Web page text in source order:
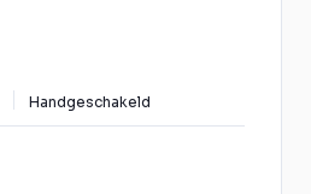
Handgeschakeld